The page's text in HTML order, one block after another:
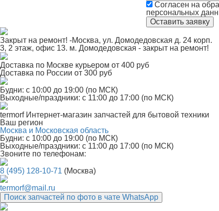
Согласен на
персональных
Закрыт на ремонт! -Москва, ул. Домодедовская д. 24 корп.
3, 2 этаж, офис 13. м. Домодедовская - закрыт на ремонт!
Доставка по Москве курьером от 400 руб
Доставка по России от 300 руб
Будни: с 10:00 до 19:00 (по МСК)
Выходные/праздники: с 11:00 до 17:00 (по МСК)
termorf Интернет-магазин запчастей для бытовой техники
Ваш регион
Москва и Московская область
Будни: с 10:00 до 19:00 (по МСК)
Выходные/праздники: с 11:00 до 17:00 (по МСК)
Звоните по телефонам:
8 (495) 128-10-71 (Москва)
termorf@mail.ru
Поиск запчастей по фото в чате WhatsApp